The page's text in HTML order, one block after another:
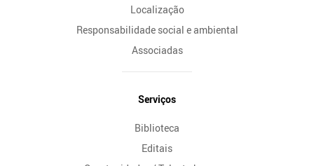
Localização
Responsabilidade social e ambiental
Associadas
Serviços
Biblioteca
Editais